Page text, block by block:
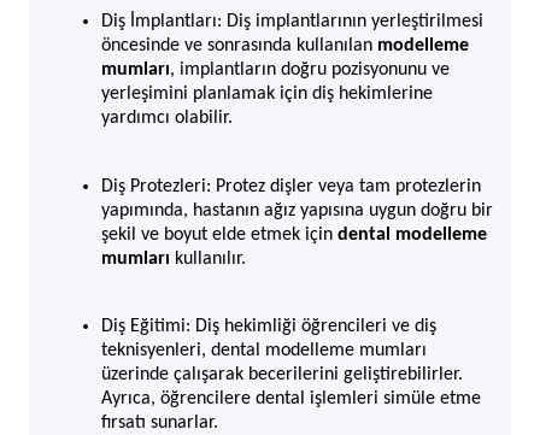
Diş İmplantları: Diş implantlarının yerleştirilmesi
öncesinde ve sonrasında kullanılan modelleme
mumları, implantların doğru pozisyonunu ve
yerleşimini planlamak için diş hekimlerine
yardımcı olabilir.
Diş Protezleri: Protez dişler veya tam protezlerin
yapımında, hastanın ağız yapısına uygun doğru bir
şekil ve boyut elde etmek için dental modelleme
mumları kullanılır.
Diş Eğitimi: Diş hekimliği öğrencileri ve diş
teknisyenleri, dental modelleme mumları
üzerinde çalışarak becerilerini geliştirebilirler.
Ayrıca, öğrencilere dental işlemleri simüle etme
fırsatı sunarlar.